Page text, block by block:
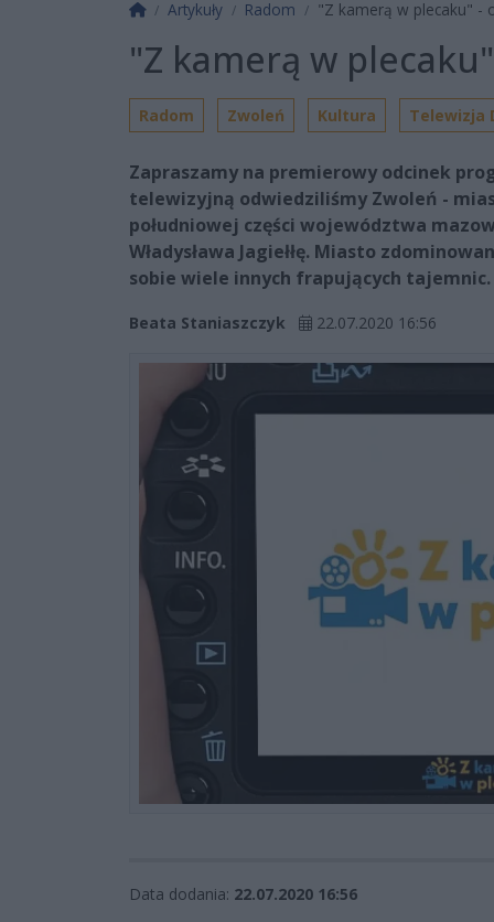
Strona główna
Artykuły Radom "Z kamerą w plecaku" -
"Z kamerą w
Radom Zwoleń Kultura Telewizja
Zapraszamy na premierowy odcinek
telewizyjną odwiedziliśmy Zwoleń -
południowej części województwa
Władysława Jagiełłę. Miasto
sobie wiele innych frapujących tajemnic.
Beata Staniaszczyk 22.07.2020 16:56
Data dodania: 22.07.2020 16:56